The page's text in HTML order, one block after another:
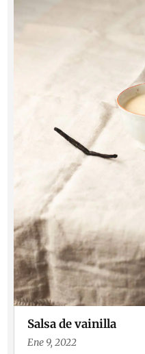
Salsa de vainilla
Ene 9, 2022